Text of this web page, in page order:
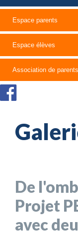
Espace parents
Espace élèves
Association de parents
De
Projet
avec